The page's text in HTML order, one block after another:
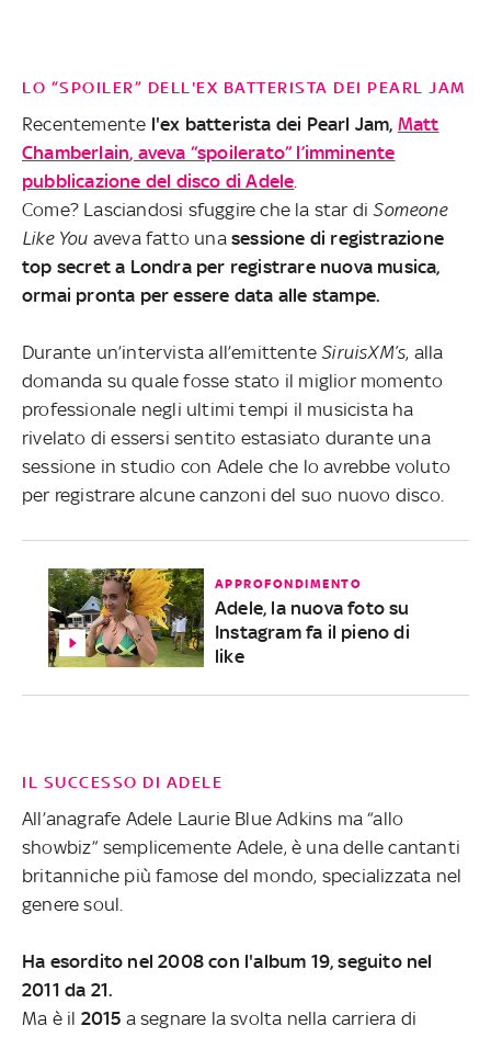
LO “SPOILER” DELL'EX BATTERISTA DEI PEARL JAM
Recentemente l'ex batterista dei Pearl Jam, Matt
Chamberlain, aveva “spoilerato” l’imminente
pubblicazione del disco di Adele
Come? Lasciandosi sfuggire che la star diSomeone
Like You aveva fatto unasessione di registrazione
top secret a Londra per registrare nuova musica,
ormai pronta per essere data alle stampe.
Durante un’intervista all’emittenteSiruisXM’s, alla
domanda su quale fosse stato il miglior momento
professionale negli ultimi tempi il musicista ha
rivelato di essersi sentito estasiato durante una
sessione in studio con Adele che lo avrebbe voluto
per registrare alcune canzoni del suo nuovo disco.
APPROFONDIMENTO
Adele, la nuova foto su
Instagram fa il pieno di
like
IL SUCCESSO DI ADELE
All’anagrafe Adele Laurie Blue Adkins ma “allo
showbiz” semplicemente Adele, è una delle cantanti
britanniche più famose del mondo, specializzata nel
genere soul.
Ha esordito nel 2008 con l'album 19, seguito nel
2011 da 21.
Ma è il 2015 a segnare la svolta nella carriera di